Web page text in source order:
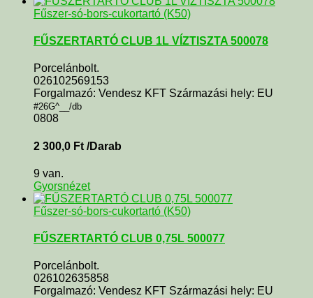
Fűszer-só-bors-cukortartó (K50)
FŰSZERTARTÓ CLUB 1L VÍZTISZTA 500078
Porcelánbolt.
026102569153
Forgalmazó: Vendesz KFT Származási hely: EU
#26G^__/db
0808
2 300,0 Ft /Darab
9 van.
Gyorsnézet
Fűszer-só-bors-cukortartó (K50)
FŰSZERTARTÓ CLUB 0,75L 500077
Porcelánbolt.
026102635858
Forgalmazó: Vendesz KFT Származási hely: EU